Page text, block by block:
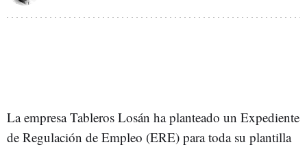
La empresa Tableros Losán ha planteado un Expediente
de Regulación de Empleo (ERE) para toda su plantilla